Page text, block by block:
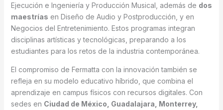
Ejecución e Ingeniería y Producción Musical, además de dos
maestrías en Diseño de Audio y Postproducción, y en
Negocios del Entretenimiento. Estos programas integran
disciplinas artísticas y tecnológicas, preparando a los
estudiantes para los retos de la industria contemporánea.
El compromiso de Fermatta con la innovación también se
refleja en su modelo educativo híbrido, que combina el
aprendizaje en campus físicos con recursos digitales. Con
sedes en Ciudad de México, Guadalajara, Monterrey,